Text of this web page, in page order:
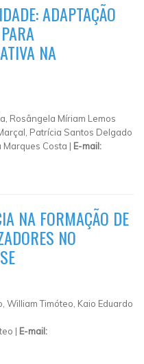
ADAPTAÇÃO
NA
Rosângela Míriam Lemos
Patrícia Santos Delgado
Marques Costa | E-mail:
NA FORMAÇÃO DE
NO
William Timóteo, Kaio Eduardo
| E-mail: